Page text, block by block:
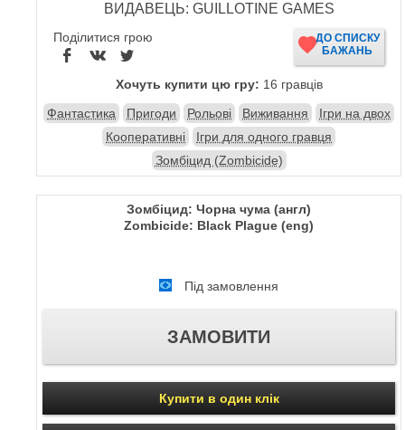
ВИДАВЕЦЬ: GUILLOTINE GAMES
Поділитися грою
ДО СПИСКУ
БАЖАНЬ
Хочуть купити цю гру: 16 гравців
Фантастика
Пригоди Рольові Виживання
Ігри на двох
Кооперативні
Ігри для одного гравця
Зомбіцид (Zombicide)
Зомбіцид: Чорна чума (англ)
Zombicide: Black Plague (eng)
Під замовлення
Купити в один клік